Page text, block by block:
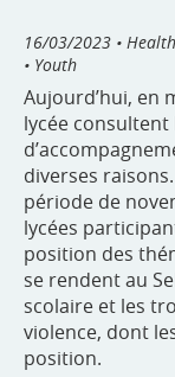
16/03/2023 •
• Youth
Aujourd’hui, en
lycée consultent
diverses
période de
lycées
position des
se rendent au
scolaire et les
violence, dont
position.